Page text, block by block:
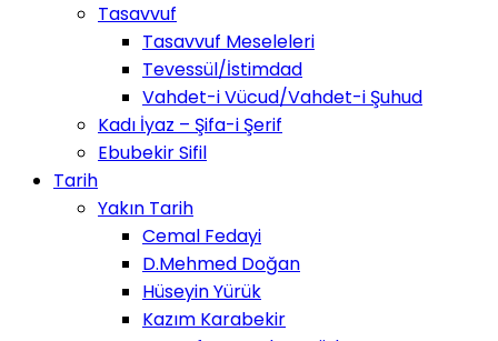
Tasavvuf
Tasavvuf Meseleleri
Tevessül/İstimdad
Vahdet-i Vücud/Vahdet-i Şuhud
Kadı İyaz – Şifa-i Şerif
Ebubekir Sifil
Tarih
Yakın Tarih
Cemal Fedayi
D.Mehmed Doğan
Hüseyin Yürük
Kazım Karabekir